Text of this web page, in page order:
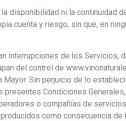
disponibilidad ni la continuidad
cuenta y riesgo, sin que, en
interrupciones de los Servicios,
del control de
Sin perjuicio de lo
Condiciones
o compañías de
como consecuencia de